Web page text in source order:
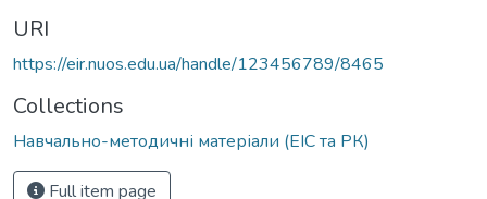
URI
https://eir.nuos.edu.ua/handle/123456789/8465
Collections
Навчально-методичні матеріали (ЕІС та РК)
Full item page